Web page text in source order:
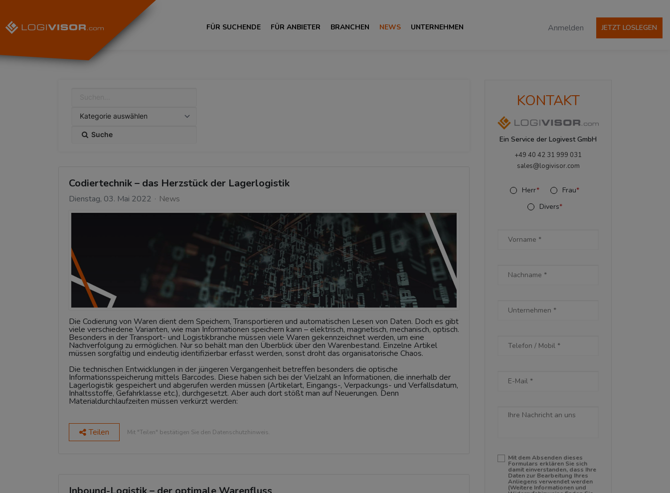
FÜR SUCHENDE FÜR ANBIETER BRANCHEN NEWS UNTERNEHMEN Anmelden JETZT LOSLEGEN
Suche
Codiertechnik – das Herzstück der Lagerlogistik
Dienstag, 03. Mai 2022 News
Die Codierung von Waren dient dem Speichern, Transportieren und automatischen Lesen von Daten. Doch es gibt
viele verschiedene Varianten, wie man Informationen speichern kann – elektrisch, magnetisch, mechanisch, optisch.
Besonders in der Transport- und Logistikbranche müssen viele Waren gekennzeichnet werden, um eine
Nachverfolgung zu ermöglichen. Nur so behält man den Überblick über den Warenbestand. Einzelne Artikel
müssen sorgfältig und eindeutig identifizierbar erfasst werden, sonst droht das organisatorische Chaos.
Die technischen Entwicklungen in der jüngeren Vergangenheit betreffen besonders die optische
Informationsspeicherung mittels Barcodes. Diese haben sich bei der Vielzahl an Informationen, die innerhalb der
Lagerlogistik gespeichert und abgerufen werden müssen (Artikelart, Eingangs-, Verpackungs- und Verfallsdatum,
Inhaltsstoffe, Gefahrklasse etc.), durchgesetzt. Aber auch dort stößt man auf Neuerungen. Denn
Materialdurchlaufzeiten müssen verkürzt werden:
Teilen Mit "Teilen" bestätigen Sie den Datenschutzhinweis.
KONTAKT
Ein Service der Logivest GmbH
+49 40 42 31 999 031
sales@logivisor.com
Herr* Frau*
Divers*
Mit dem Absenden dieses
Formulars erklären Sie sich
damit einverstanden, dass Ihre
Daten zur Bearbeitung Ihres
Anliegens verwendet werden
(Weitere Informationen und